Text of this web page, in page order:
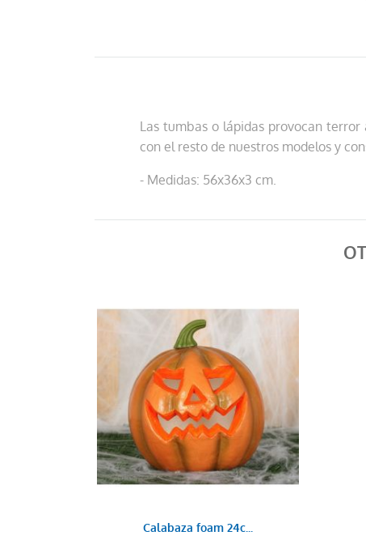
Las tumbas o lápidas provocan
con el resto de nuestros modelos y
- Medidas: 56x36x3 cm.
Calabaza foam 24c...